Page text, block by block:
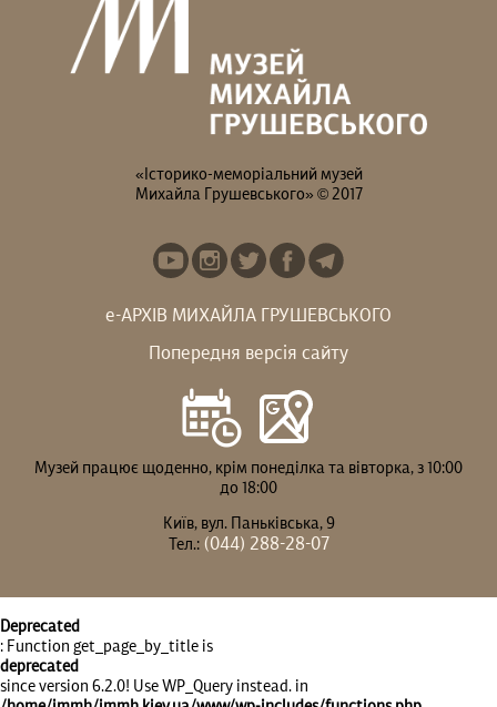
«Історико-меморіальний музей
Михайла Грушевського» © 2017
е-АРХІВ МИХАЙЛА ГРУШЕВСЬКОГО
Попередня версія сайту
Музей працює щоденно, крім понеділка та вівторка, з 10:00
до 18:00
Київ, вул. Паньківська, 9
Тел.:(044) 288-28-07
Deprecated
: Function get_page_by_title is
deprecated
since version 6.2.0! Use WP_Query instead. in